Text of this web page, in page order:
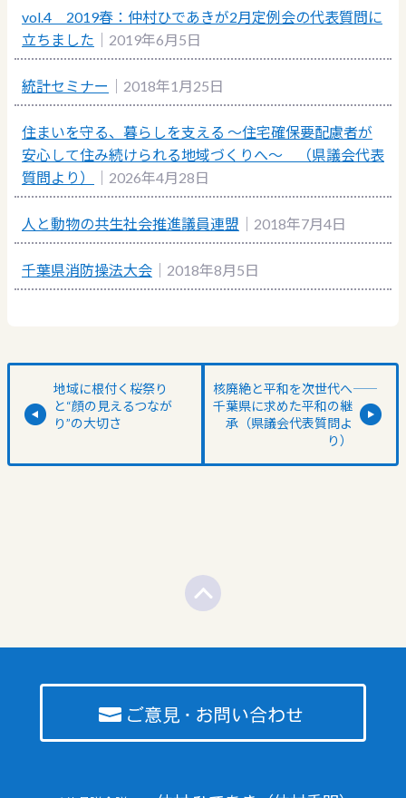
vol.4 2019春：仲村ひであきが2月定例会の代表質問に
立ちました ｜2019年6月5日
統計セミナー ｜2018年1月25日
住まいを守る、暮らしを支える ～住宅確保要配慮者が
安心して住み続けられる地域づくりへ～ （県議会代表
質問より）
｜2026年4月28日
人と動物の共生社会推進議員連盟 ｜2018年7月4日
千葉県消防操法大会 ｜2018年8月5日
地域に根付く桜祭り
と“顔の見えるつなが
り”の大切さ
核廃絶と平和を次世代へ――
千葉県に求めた平和の継
承（県議会代表質問よ
り）